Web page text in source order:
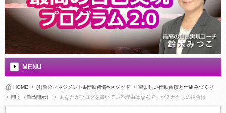
MENU
HOME > (4)自分マネジメント&行動習慣∞メソッド > 望ましい行動習慣と仕組みづくり
> 開く（自己開示） > あなたがブログを書いている理由はなんですか？わたしの場合は